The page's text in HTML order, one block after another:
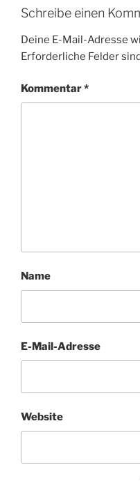
Schreibe einen
Deine E-Mail-Adresse
Erforderliche Felder
Kommentar*
Name
E-Mail-Adresse
Website